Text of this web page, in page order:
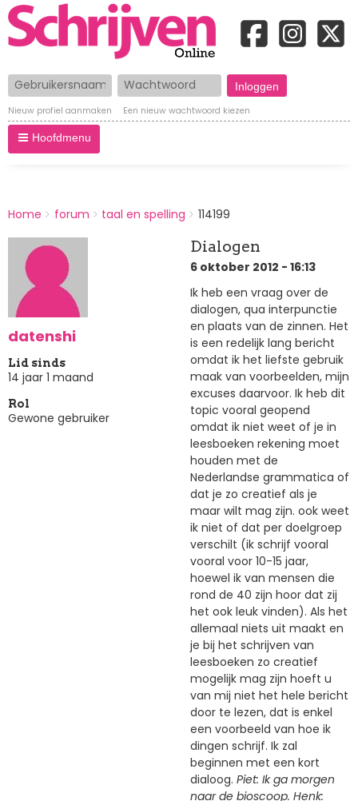
Gebruikersnaam Wachtwoord
Nieuw profiel aanmaken Een nieuw wachtwoord kiezen
Hoofdmenu
BREADCRUMBS
You
here:
Home forum taal en spelling 114199
datenshi
Lid sinds
14 jaar 1 maand
Rol
Gewone gebruiker
Dialogen
6 oktober 2012 - 16:13
Ik heb een vraag over de
dialogen, qua interpunctie
en plaats van de zinnen. Het
is een redelijk lang bericht
omdat ik het liefste gebruik
maak van voorbeelden, mijn
excuses daarvoor. Ik heb dit
topic vooral geopend
omdat ik niet weet of je in
leesboeken rekening moet
houden met de
Nederlandse grammatica of
dat je zo creatief als je
maar wilt mag zijn. ook weet
ik niet of dat per doelgroep
verschilt (ik schrijf vooral
vooral voor 10-15 jaar,
hoewel ik van mensen die
rond de 40 zijn hoor dat zij
het ook leuk vinden). Als het
allemaal niets uit maakt en
je bij het schrijven van
leesboeken zo creatief
mogelijk mag zijn hoeft u
van mij niet het hele bericht
door te lezen, dat is enkel
een voorbeeld van hoe ik
dingen schrijf. Ik zal
beginnen met een kort
dialoog. Piet: Ik ga morgen
naar de bioscoop. Henk: